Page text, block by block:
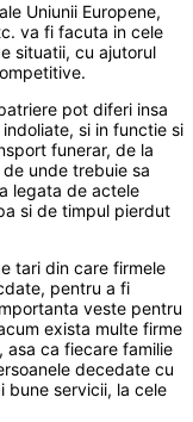
Uniunii Europene,
va fi facuta in cele
situatii, cu ajutorul
pot diferi insa
si in functie si
funerar, de la
unde trebuie sa
legata de actele
si de timpul pierdut
tari din care firmele
pentru a fi
veste pentru
exista multe firme
asa ca fiecare familie
decedate cu
bune servicii, la cele